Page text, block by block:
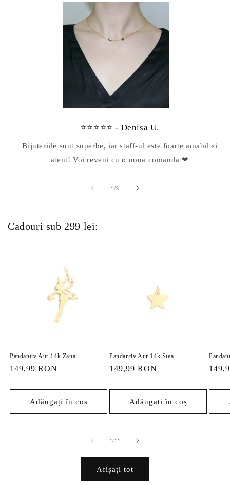
⭐⭐⭐⭐⭐ - Denisa U.
Bijuteriile sunt superbe, iar staff-ul este foarte amabil si
atent! Voi reveni cu o noua comanda ❤
1/din
3
Cadouri sub 299 lei:
Pandantiv Aur 14k Zana
Preț
149,99 RON
Adăugați în coș
Pandantiv Aur 14k Stea
Preț
149,99 RON
Adăugați în coș
Preț
1/din
11
Afișați tot